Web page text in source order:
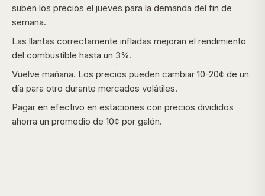
suben los precios el jueves para la demanda del fin de
semana.
Las llantas correctamente infladas mejoran el rendimiento
del combustible hasta un 3%.
Vuelve mañana. Los precios pueden cambiar 10-20¢ de un
día para otro durante mercados volátiles.
Pagar en efectivo en estaciones con precios divididos
ahorra un promedio de 10¢ por galón.